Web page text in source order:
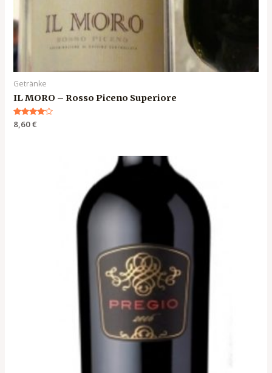
Getränke
IL MORO – Rosso Piceno Superiore
Bewertet
mit
8,60€